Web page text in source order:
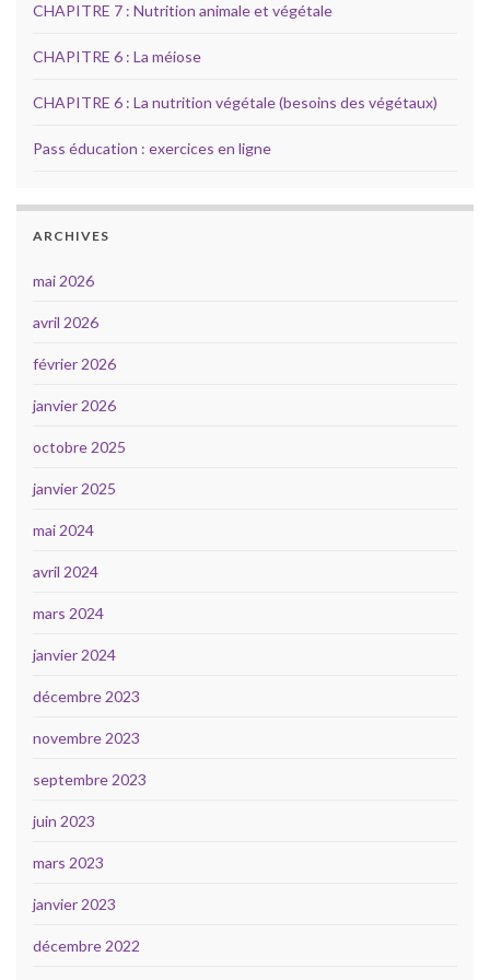
CHAPITRE 7 : Nutrition animale et végétale
CHAPITRE 6 : La méiose
CHAPITRE 6 : La nutrition végétale (besoins des végétaux)
Pass éducation : exercices en ligne
ARCHIVES
mai 2026
avril 2026
février 2026
janvier 2026
octobre 2025
janvier 2025
mai 2024
avril 2024
mars 2024
janvier 2024
décembre 2023
novembre 2023
septembre 2023
juin 2023
mars 2023
janvier 2023
décembre 2022